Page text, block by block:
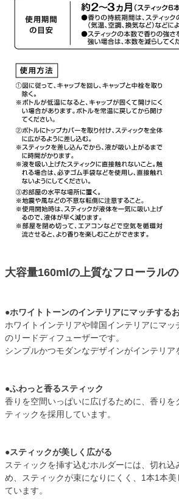
大容量160mlの上質なフローラル
●ホワイトトーンのインテリアにマッチする
ホワイトインテリアや韓国インテリアにマッ
のリードディフューザーです。
シンプルかつモダンなデザインがインテリア
●ふわっと香るスティック
香りを空間いっぱいに広げるために、香りを
ティックを採用しています。
●スティックが美しく広がる
スティックを挿す込むホルダーには、切れ込
め、スティックが束になりにくく、1本1本
ています。